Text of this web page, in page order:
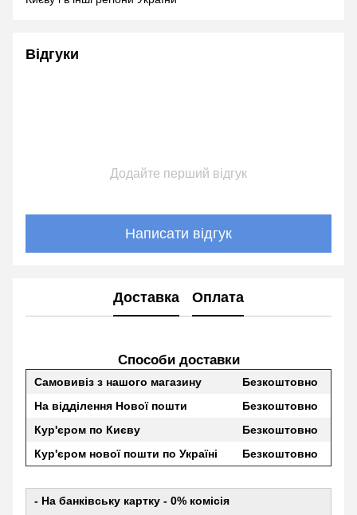
Відгуки
Додайте перший відгук
Написати відгук
Доставка Оплата
Способи доставки
Самовивіз з нашого магазину
Безкоштовно
На відділення Нової пошти
Безкоштовно
Кур'єром по Києву
Безкоштовно
Кур'єром нової пошти по Україні
Безкоштовно
- На банківську картку - 0% комісія